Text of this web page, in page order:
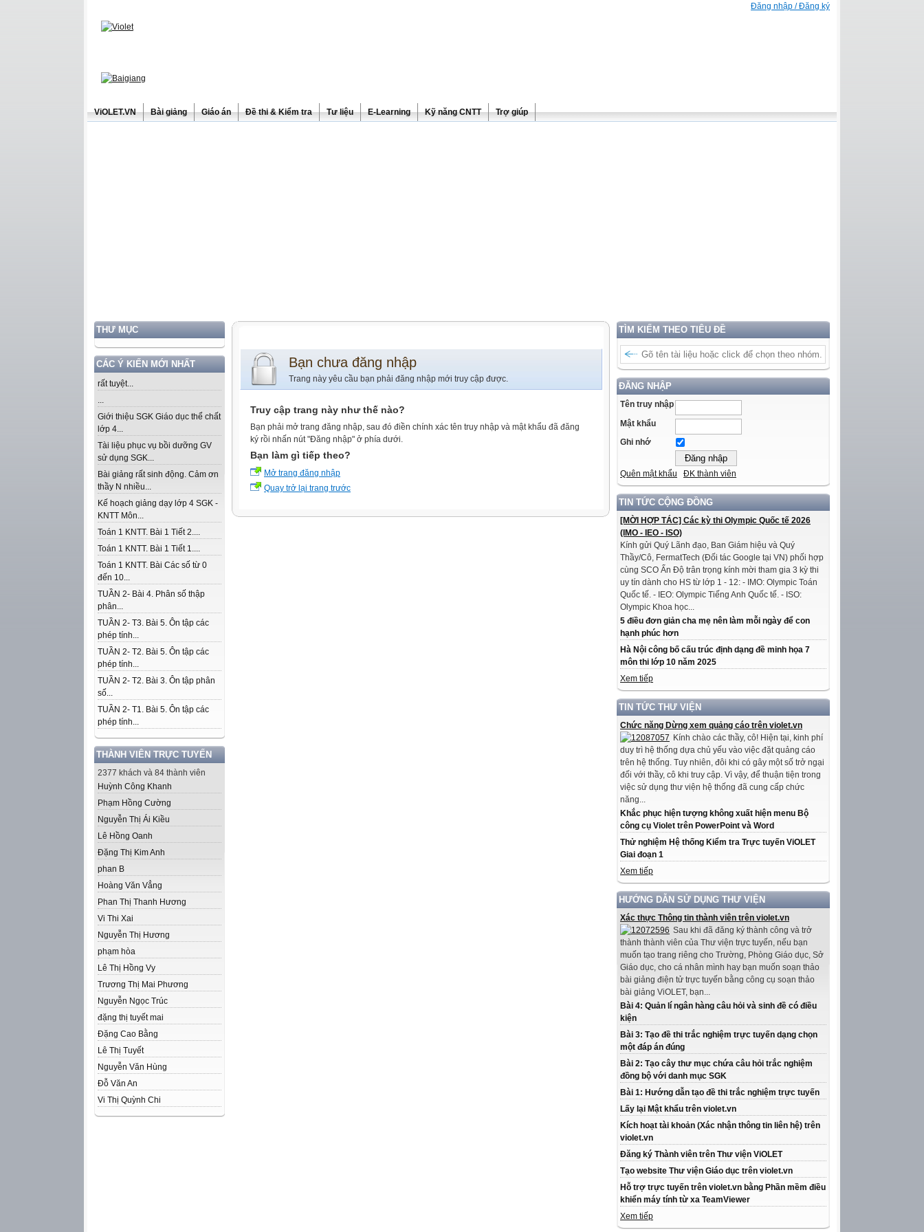
Đăng nhập / Đăng ký
ViOLET.VN Bài giảng Giáo án Đề thi & Kiểm tra Tư liệu E-Learning Kỹ năng CNTT Trợ giúp
THƯ MỤC
CÁC Ý KIẾN MỚI NHẤT
rất tuyệt...
...
Giới thiệu SGK Giáo dục thể chất
lớp 4...
Tài liệu phục vụ bồi dưỡng GV
sử dụng SGK...
Bài giảng rất sinh động. Cảm ơn
thầy N nhiều...
Kế hoạch giảng dạy lớp 4 SGK -
KNTT Môn...
Toán 1 KNTT. Bài 1 Tiết 2....
Toán 1 KNTT. Bài 1 Tiết 1....
Toán 1 KNTT. Bài Các số từ 0
đến 10...
TUẦN 2- Bài 4. Phân số thập
phân...
TUẦN 2- T3. Bài 5. Ôn tập các
phép tính...
TUẦN 2- T2. Bài 5. Ôn tập các
phép tính...
TUẦN 2- T2. Bài 3. Ôn tập phân
số...
TUẦN 2- T1. Bài 5. Ôn tập các
phép tính...
THÀNH VIÊN TRỰC TUYẾN
2377 khách và 84 thành viên
Huỳnh Công Khanh
Phạm Hồng Cường
Nguyễn Thị Ái Kiều
Lê Hồng Oanh
Đặng Thị Kim Anh
phan B
Hoàng Văn Vẳng
Phan Thị Thanh Hương
Vi Thi Xai
Nguyễn Thị Hương
phạm hòa
Lê Thị Hồng Vy
Trương Thị Mai Phương
Nguyễn Ngọc Trúc
đặng thị tuyết mai
Đặng Cao Bằng
Lê Thị Tuyết
Nguyễn Văn Hùng
Đỗ Văn An
Vi Thị Quỳnh Chi
TÌM KIẾM THEO TIÊU ĐỀ
ĐĂNG NHẬP
Tên truy nhập
Mật khẩu
Ghi nhớ
Quên mật khẩu ĐK thành viên
TIN TỨC CỘNG ĐỒNG
[MỜI HỢP TÁC] Các kỳ thi Olympic Quốc tế 2026
(IMO - IEO - ISO)
Kính gửi Quý Lãnh đạo, Ban Giám hiệu và Quý
Thầy/Cô, FermatTech (Đối tác Google tại VN) phối hợp
cùng SCO Ấn Độ trân trọng kính mời tham gia 3 kỳ thi
uy tín dành cho HS từ lớp 1 - 12: - IMO: Olympic Toán
Quốc tế. - IEO: Olympic Tiếng Anh Quốc tế. - ISO:
Olympic Khoa học...
5 điều đơn giản cha mẹ nên làm mỗi ngày để con
hạnh phúc hơn
Hà Nội công bố cấu trúc định dạng đề minh họa 7
môn thi lớp 10 năm 2025
Xem tiếp
TIN TỨC THƯ VIỆN
Chức năng Dừng xem quảng cáo trên violet.vn
Kính chào các thầy, cô! Hiện tại, kinh phí
duy trì hệ thống dựa chủ yếu vào việc đặt quảng cáo
trên hệ thống. Tuy nhiên, đôi khi có gây một số trở ngại
đối với thầy, cô khi truy cập. Vì vậy, để thuận tiện trong
việc sử dụng thư viện hệ thống đã cung cấp chức
năng...
Khắc phục hiện tượng không xuất hiện menu Bộ
công cụ Violet trên PowerPoint và Word
Thử nghiệm Hệ thống Kiểm tra Trực tuyến ViOLET
Giai đoạn 1
Xem tiếp
HƯỚNG DẪN SỬ DỤNG THƯ VIỆN
Xác thực Thông tin thành viên trên violet.vn
Sau khi đã đăng ký thành công và trở
thành thành viên của Thư viện trực tuyến, nếu bạn
muốn tạo trang riêng cho Trường, Phòng Giáo dục, Sở
Giáo dục, cho cá nhân mình hay bạn muốn soạn thảo
bài giảng điện tử trực tuyến bằng công cụ soạn thảo
bài giảng ViOLET, bạn...
Bài 4: Quản lí ngân hàng câu hỏi và sinh đề có điều
kiện
Bài 3: Tạo đề thi trắc nghiệm trực tuyến dạng chọn
một đáp án đúng
Bài 2: Tạo cây thư mục chứa câu hỏi trắc nghiệm
đồng bộ với danh mục SGK
Bài 1: Hướng dẫn tạo đề thi trắc nghiệm trực tuyến
Lấy lại Mật khẩu trên violet.vn
Kích hoạt tài khoản (Xác nhận thông tin liên hệ) trên
violet.vn
Đăng ký Thành viên trên Thư viện ViOLET
Tạo website Thư viện Giáo dục trên violet.vn
Hỗ trợ trực tuyến trên violet.vn bằng Phần mềm điều
khiển máy tính từ xa TeamViewer
Xem tiếp
Bạn chưa đăng nhập
Trang này yêu cầu bạn phải đăng nhập mới truy cập được.
Truy cập trang này như thế nào?
Bạn phải mở trang đăng nhập, sau đó điền chính xác tên truy nhập và mật khẩu đã đăng
ký rồi nhấn nút "Đăng nhập" ở phía dưới.
Bạn làm gì tiếp theo?
Mở trang đăng nhập
Quay trở lại trang trước